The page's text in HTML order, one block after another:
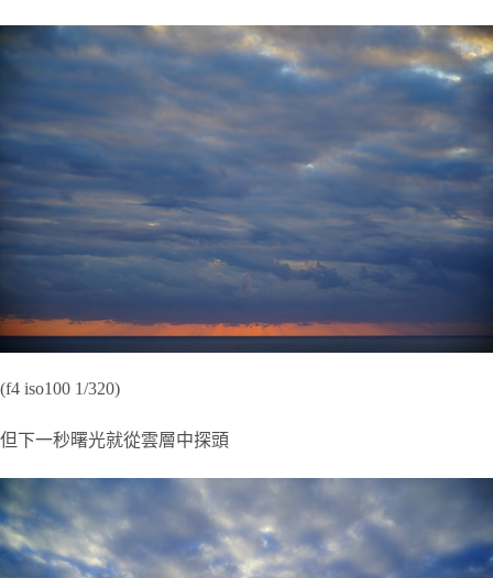
(f4 iso100 1/320)
但下一秒曙光就從雲層中探頭